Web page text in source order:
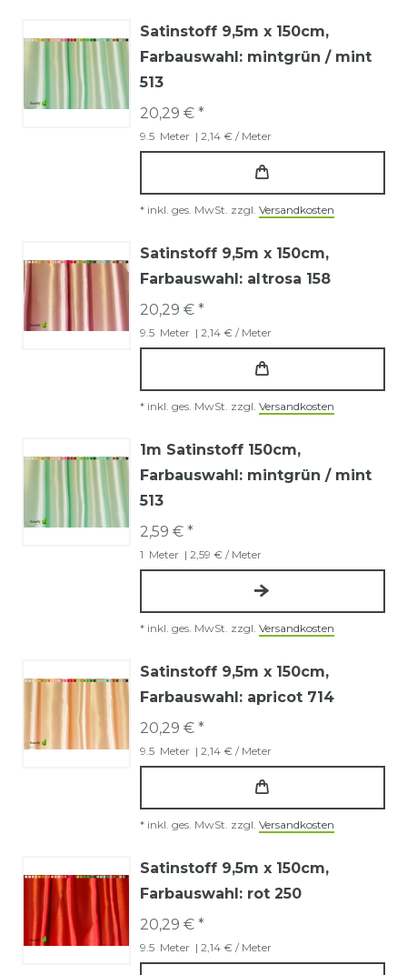
Satinstoff 9,5m x 150cm,
Farbauswahl: mintgrün / mint
513
20,29 € *
9.5 Meter | 2,14 € / Meter
* inkl. ges. MwSt. zzgl. Versandkosten
Satinstoff 9,5m x 150cm,
Farbauswahl: altrosa 158
20,29 € *
9.5 Meter | 2,14 € / Meter
* inkl. ges. MwSt. zzgl. Versandkosten
1m Satinstoff 150cm,
Farbauswahl: mintgrün / mint
513
2,59 € *
1 Meter | 2,59 € / Meter
* inkl. ges. MwSt. zzgl. Versandkosten
Satinstoff 9,5m x 150cm,
Farbauswahl: apricot 714
20,29 € *
9.5 Meter | 2,14 € / Meter
* inkl. ges. MwSt. zzgl. Versandkosten
Satinstoff 9,5m x 150cm,
Farbauswahl: rot 250
20,29 € *
9.5 Meter | 2,14 € / Meter